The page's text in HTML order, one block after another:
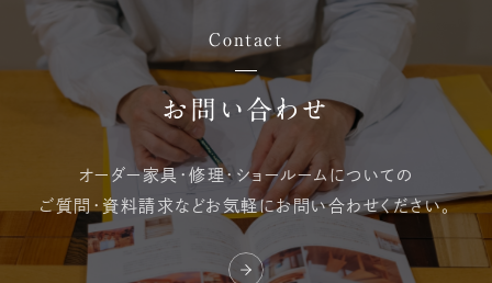
Contact
お問い合わせ
オーダー家具・修理・ ショールームについての
ご質問・資料請求などお気軽にお問い合わせください。